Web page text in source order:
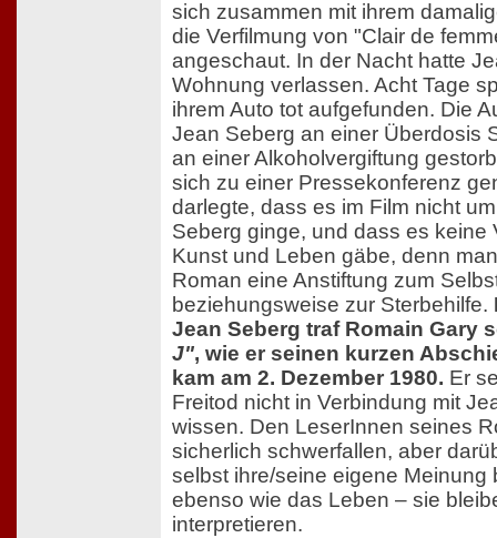
sich zusammen mit ihrem
die Verfilmung von "Clair de
angeschaut. In der Nacht hatte
Wohnung verlassen. Acht Tage
ihrem Auto tot aufgefunden. Die
Jean Seberg an einer Überdosis
an einer Alkoholvergiftung
sich zu einer Pressekonferenz
darlegte, dass es im Film nicht
Seberg ginge, und dass es keine
Kunst und Leben gäbe, denn
Roman eine Anstiftung zum
beziehungsweise zur Sterbehilfe.
Jean Seberg traf Romain Gary
J", wie er seinen kurzen
kam am 2. Dezember 1980. Er
Freitod nicht in Verbindung mit
wissen. Den LeserInnen seines
sicherlich schwerfallen, aber
selbst ihre/seine eigene Meinung
ebenso wie das Leben – sie
interpretieren.